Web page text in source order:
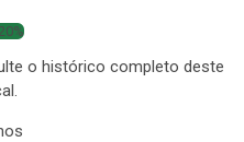
o histórico completo deste